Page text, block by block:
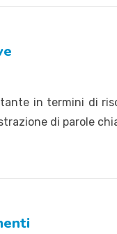
in termini di
di parole